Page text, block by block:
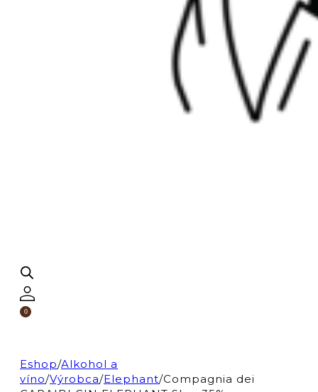
0
Eshop/Alkohol a
víno/Výrobca/Elephant/Compagnia dei